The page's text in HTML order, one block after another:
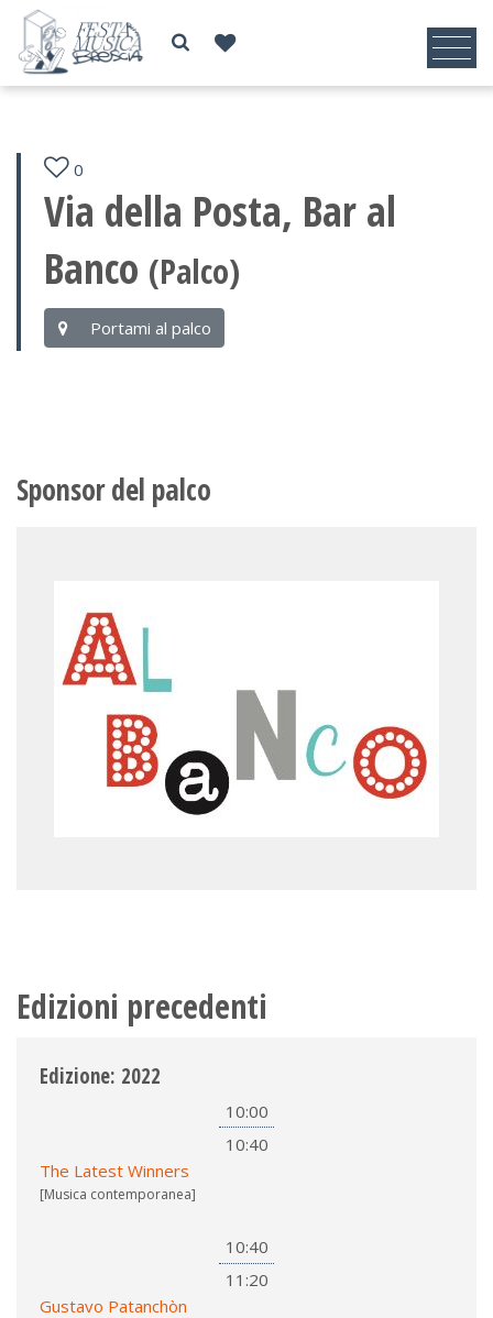
0
Via della Posta, Bar al
Banco (Palco)
Portami al palco
Sponsor del palco
Edizioni precedenti
Edizione: 2022
10:00
10:40
The Latest Winners
[Musica contemporanea]
10:40
11:20
Gustavo Patanchòn